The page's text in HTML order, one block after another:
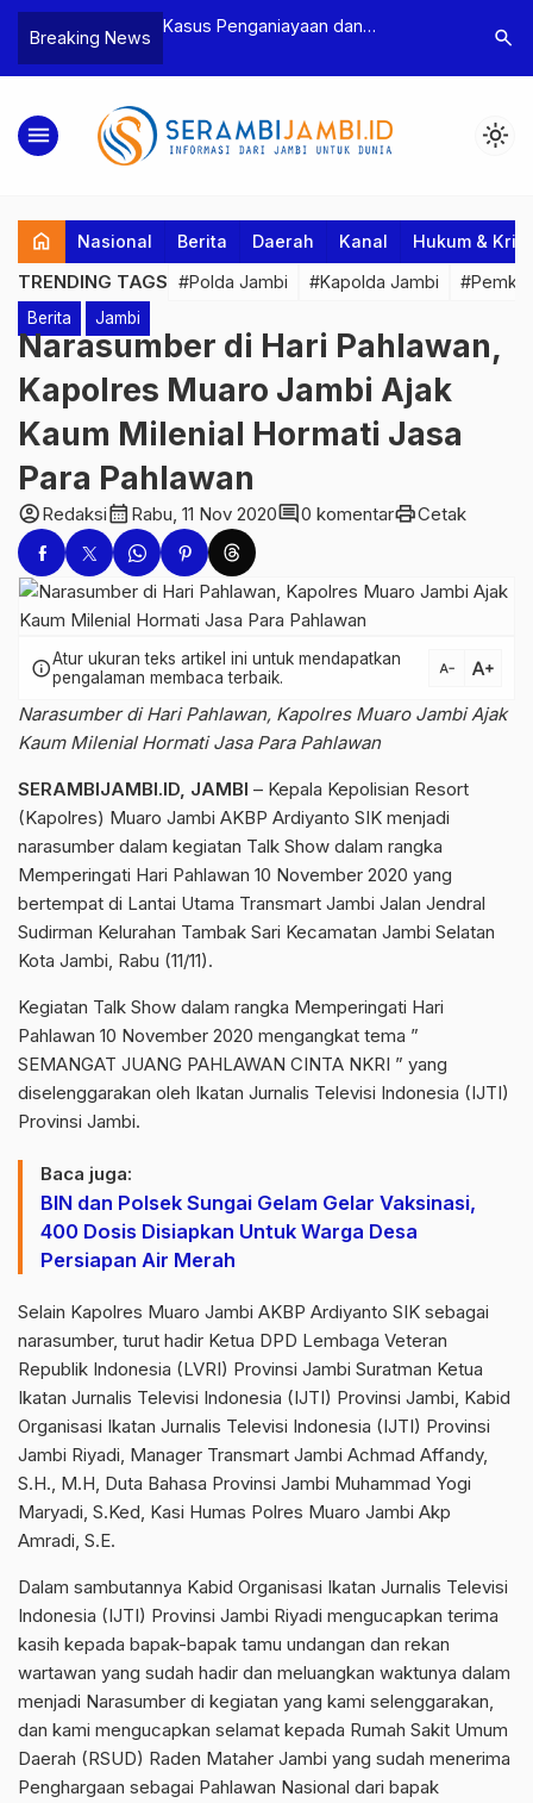
Breaking News
Bea Cukai
Pelaku beserta
dan 146 Gram
Kasus Penganiayaan dan
Tebo Tetapkan Dua Tersangka
Polres
Dua
search
menu light_mode
home Nasional Berita Daerah Kanal Hukum &
TRENDING TAGS #Polda Jambi #Kapolda Jambi
Berita Jambi
Narasumber di Hari Pahlawan,
Kapolres Muaro Jambi Ajak
Kaum Milenial Hormati Jasa
Para Pahlawan
account_circleRedaksicalendar_month Rabu, 11 Nov 2020comment0 komentarprintCetak
infoAtur ukuran teks artikel ini untuk mendapatkan
pengalaman membaca terbaik.
text_decrease text_increase
Narasumber di Hari Pahlawan, Kapolres Muaro Jambi Ajak
Kaum Milenial Hormati Jasa Para Pahlawan
SERAMBIJAMBI.ID, JAMBI – Kepala Kepolisian Resort
(Kapolres) Muaro Jambi AKBP Ardiyanto SIK menjadi
narasumber dalam kegiatan Talk Show dalam rangka
Memperingati Hari Pahlawan 10 November 2020 yang
bertempat di Lantai Utama Transmart Jambi Jalan Jendral
Sudirman Kelurahan Tambak Sari Kecamatan Jambi Selatan
Kota Jambi, Rabu (11/11).
Kegiatan Talk Show dalam rangka Memperingati Hari
Pahlawan 10 November 2020 mengangkat tema ”
SEMANGAT JUANG PAHLAWAN CINTA NKRI ” yang
diselenggarakan oleh Ikatan Jurnalis Televisi Indonesia (IJTI)
Provinsi Jambi.
Baca juga:
BIN dan Polsek Sungai Gelam Gelar Vaksinasi,
400 Dosis Disiapkan Untuk Warga Desa
Persiapan Air Merah
Selain Kapolres Muaro Jambi AKBP Ardiyanto SIK sebagai
narasumber, turut hadir Ketua DPD Lembaga Veteran
Republik Indonesia (LVRI) Provinsi Jambi Suratman Ketua
Ikatan Jurnalis Televisi Indonesia (IJTI) Provinsi Jambi, Kabid
Organisasi Ikatan Jurnalis Televisi Indonesia (IJTI) Provinsi
Jambi Riyadi, Manager Transmart Jambi Achmad Affandy,
S.H., M.H, Duta Bahasa Provinsi Jambi Muhammad Yogi
Maryadi, S.Ked, Kasi Humas Polres Muaro Jambi Akp
Amradi, S.E.
Dalam sambutannya Kabid Organisasi Ikatan Jurnalis Televisi
Indonesia (IJTI) Provinsi Jambi Riyadi mengucapkan terima
kasih kepada bapak-bapak tamu undangan dan rekan
wartawan yang sudah hadir dan meluangkan waktunya dalam
menjadi Narasumber di kegiatan yang kami selenggarakan,
dan kami mengucapkan selamat kepada Rumah Sakit Umum
Daerah (RSUD) Raden Mataher Jambi yang sudah menerima
Penghargaan sebagai Pahlawan Nasional dari bapak